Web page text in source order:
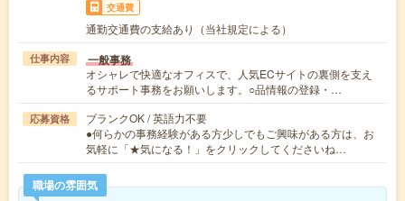
交通費
通勤交通費の支給あり（当社規定による）
仕事内容 一般事務
オシャレで快適なオフィスで、人気ECサイトの裏側を支え
るサポート事務をお願いします。○品情報の登録・…
応募資格
ブランクOK / 英語力不要
●何らかの事務経験がある方少しでもご興味がある方は、お
気軽に「★気になる！」をクリックしてくださいね…
職場の雰囲気